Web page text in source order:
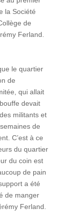
la Société
de
Ferland.
le quartier
de
qui allait
devait
militants et
de
C’est à ce
du quartier
du coin est
de pain
a été
de manger
Ferland.